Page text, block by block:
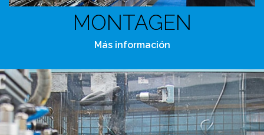
MONTAGEN
Más información